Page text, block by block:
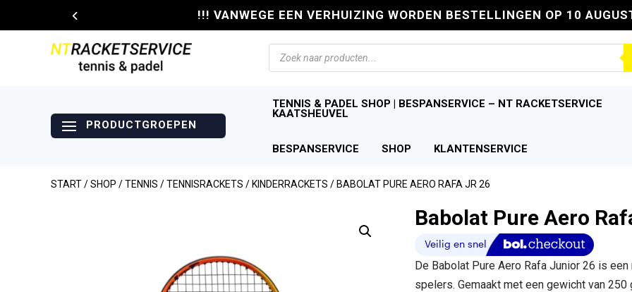
!!! VANWEGE EEN VERHUIZING WORDEN BESTELLINGEN OP 10
Producten
zoeken
TENNIS & PADEL SHOP | BESPANSERVICE – NT RACKETSERVICE
KAATSHEUVEL
BESPANSERVICE SHOP KLANTENSERVICE
START/SHOP /TENNIS /TENNISRACKETS / KINDERRACKETS / BABOLAT PURE AERO RAFA JR 26
Babolat Pure Aero
De Babolat Pure Aero Rafa Junior 26 is
spelers. Gemaakt met een gewicht van